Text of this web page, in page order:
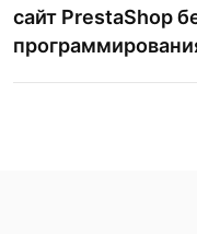
сайт PrestaShop